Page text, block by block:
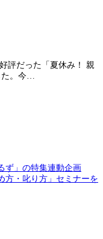
評だった「夏休み！ 親
。今…
ず」の特集連動企画
方・叱り方」セミナーを